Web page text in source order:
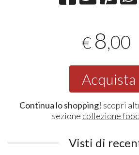
€ 8,00
Acquista
Continua lo shopping! scopri
sezione collezione
Visti di